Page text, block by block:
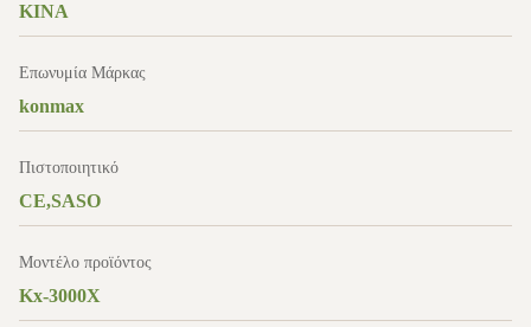
ΚΙΝΑ
Επωνυμία Μάρκας
konmax
Πιστοποιητικό
CE,SASO
Μοντέλο προϊόντος
Kx-3000X